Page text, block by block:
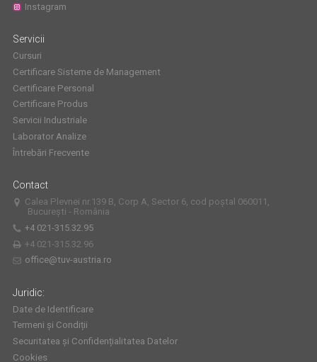
Servicii
Cursuri
Certificare Sisteme de Management
Certificare Personal
Certificare Produs
Servicii Industriale
Laborator Analize
Întrebări Frecvente
Instagram
Contact
Calea Plevnei nr.139 B, Corp A, Sector 6, cod poștal 060011,
București - România
+4 021-315.32.95
+4 021-315.32.96
office@tuv-austria.ro
Juridic:
Date de Identificare
Termeni și Condiții
Securitatea și Confidențialitatea Datelor
Cookies